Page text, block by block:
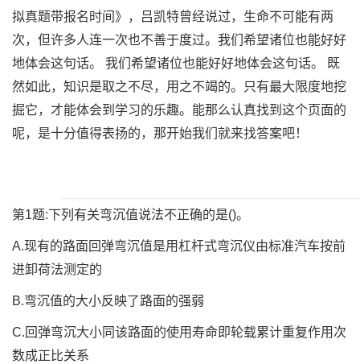
拟真题带报名时间》，吕凯特曾经说过，生命不可能有两
次，但许多人连一次也不善于度过。我们希望诸位也能好好
地体会这句话。 我们希望诸位也能好好地体会这句话。 既
然如此，知识是取之不尽，用之不竭的。只有最大限度地挖
掘它，才能体会到学习的乐趣。能那么认真找到这个页面的
呢，是十分值得表扬的，那开始我们就来找答案吧！
第1题:下列有关弯沉值说法不正确的是()。
A.现有的路面回弹弯沉值是用杠杆式弯沉仪由标准汽车按前
进卸荷法测定的
B.弯沉值的大小反映了路面的强弱
C.回弹弯沉大小同该路面的使用寿命即轮载累计重复作用次
数成正比关系